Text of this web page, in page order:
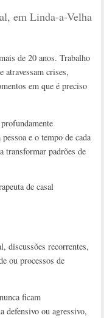
em Linda-a-Velha
de 20 anos. Trabalho
atravessam crises,
em que é preciso
e o tempo de cada
transformar padrões de
discussões recorrentes,
ou processos de
ficam
defensivo ou agressivo,